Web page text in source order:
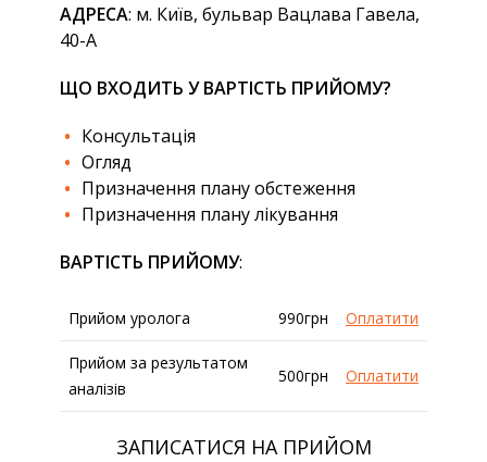
АДРЕСА: м. Київ, бульвар Вацлава Гавела,
40-А
ЩО ВХОДИТЬ У ВАРТІСТЬ ПРИЙОМУ?
Консультація
Огляд
Призначення плану обстеження
Призначення плану лікування
ВАРТІСТЬ ПРИЙОМУ:
Прийом уролога 990грн Оплатити
Прийом за результатом
аналізів
500грн Оплатити
ЗАПИСАТИСЯ НА ПРИЙОМ